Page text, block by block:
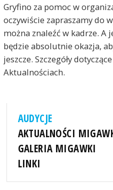
Gryfino za pomoc w
oczywiście zapraszamy do
można znaleźć w kadrze. A
będzie absolutnie okazja,
jeszcze. Szczegóły
Aktualnościach.
AUDYCJE
AKTUALNOŚCI
GALERIA MIGAWKI
LINKI